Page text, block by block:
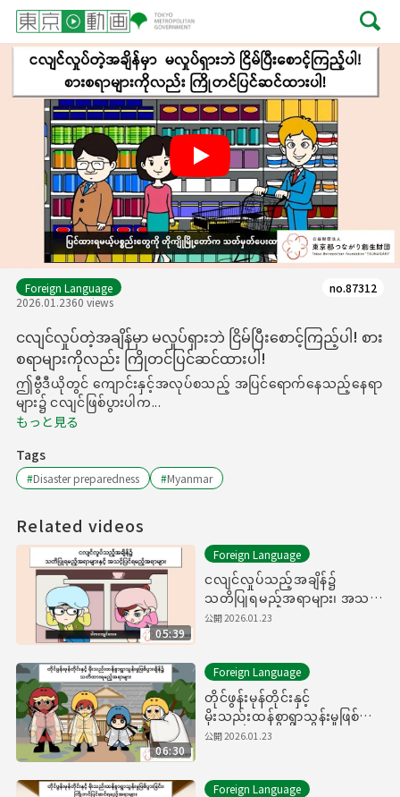
Foreign Language
2026.01.2360 views
no.87312
ငလျင်လှုပ်တဲ့အချိန်မှာ မလှုပ်ရှားဘဲ ငြိမ်ပြီးစောင့်ကြည့်ပါ! စား
စရာများကိုလည်း ကြိုတင်ပြင်ဆင်ထားပါ!
ဤဗွီဒီယိုတွင် ကျောင်းနှင့်အလုပ်စသည့် အပြင်ရောက်နေသည့်နေရာ
များ၌ ငလျင်ဖြစ်ပွားပါက...
もっと見る
Tags
#Disaster preparedness #Myanmar
Related videos
05:39
Foreign Language
ငလျင်လှုပ်သည့်အချိန်၌
သတိပြုရမည့်အရာများ၊ အသင့်
ပြင်ရမည့်အရာများ
公開2026.01.23
06:30
Foreign Language
တိုင်ဖွန်းမုန်တိုင်းနှင့်
မိုးသည်းထန်စွာရွာသွန်းမှုဖြစ်ပွား
ချိန်၌ သတိထားရမည့်အရာများ
公開2026.01.23
Foreign Language